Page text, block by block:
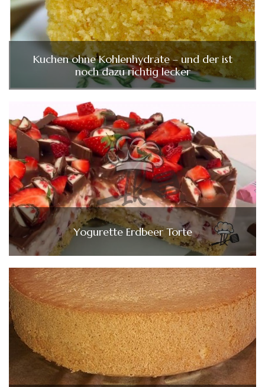
Kuchen ohne Kohlenhydrate – und der ist
noch dazu richtig lecker
Yogurette Erdbeer Torte